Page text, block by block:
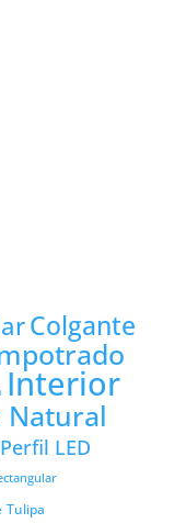
Colgante
Interior
Natural
Perfil LED
Tulipa